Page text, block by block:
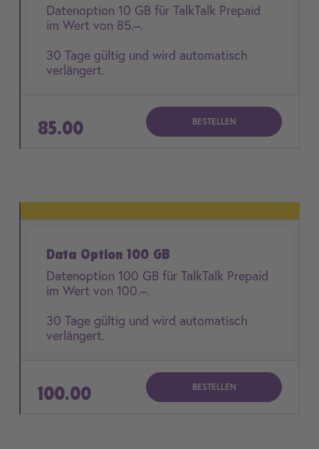
Datenoption 10 GB für TalkTalk Prepaid
im Wert von 85.–.
30 Tage gültig und wird automatisch
verlängert.
85.00 BESTELLEN
Data Option 100 GB
Datenoption 100 GB für TalkTalk Prepaid
im Wert von 100.–.
30 Tage gültig und wird automatisch
verlängert.
100.00 BESTELLEN